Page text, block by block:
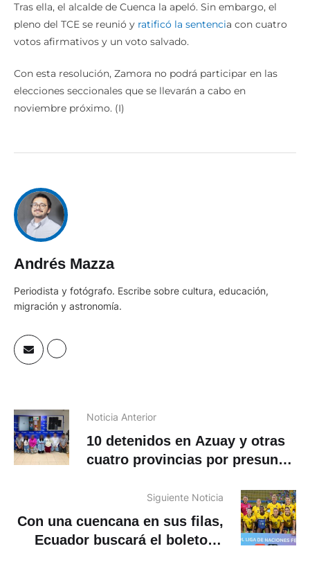
Tras ella, el alcalde de Cuenca la apeló. Sin embargo, el
pleno del TCE se reunió y ratificó la sentencia con cuatro
votos afirmativos y un voto salvado.
Con esta resolución, Zamora no podrá participar en las
elecciones seccionales que se llevarán a cabo en
noviembre próximo. (I)
Andrés Mazza
Periodista y fotógrafo. Escribe sobre cultura, educación,
migración y astronomía.
Noticia Anterior
10 detenidos en Azuay y otras
cuatro provincias por presunta
Siguiente Noticia
Con una cuencana en sus filas,
Ecuador buscará el boleto al